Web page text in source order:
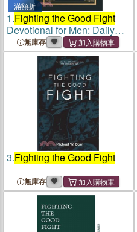
滿額折
1.Fighting the Good Fight
Devotional for Men: Daily
Inspiration to Stand Strong
in Faith
無庫存
3.Fighting the Good Fight
無庫存